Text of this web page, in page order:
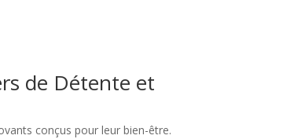
de Détente et
conçus pour leur bien-être.